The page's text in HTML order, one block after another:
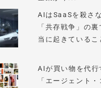
AIはSaaSを殺さな
「共存戦争」の裏
当に起きているこ
AIが買い物を代行
「エージェント・